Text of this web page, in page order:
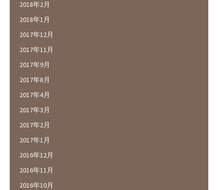
2018年2月
2018年1月
2017年12月
2017年11月
2017年9月
2017年8月
2017年4月
2017年3月
2017年2月
2017年1月
2016年12月
2016年11月
2016年10月